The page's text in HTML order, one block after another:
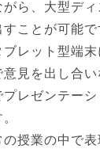
ら、大型デ
ことが可能で
ブレット型端
見を出し合
レゼンテー
授業の中で表